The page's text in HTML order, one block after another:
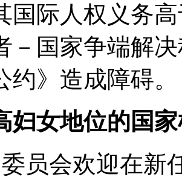
国际人权义务
－国家争端解
约》造成障碍。
妇女地位的国
员会欢迎在新